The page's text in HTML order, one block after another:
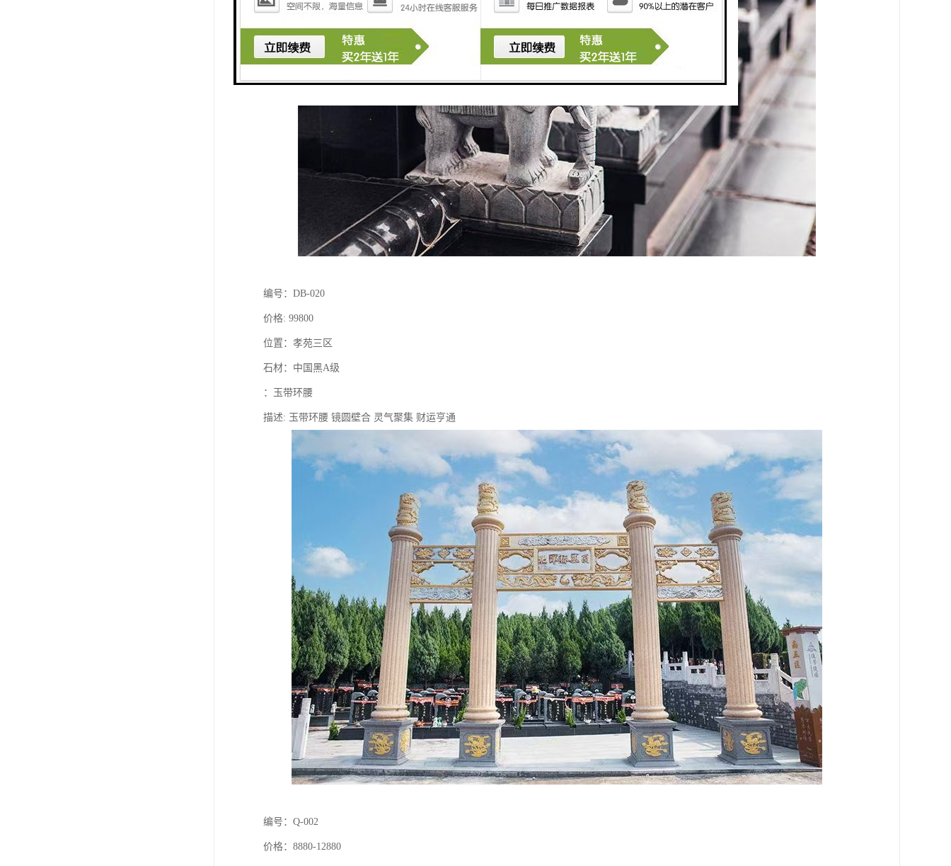
编号：DB-020
价格: 99800
位置：孝苑三区
石材：中国黑A级
：玉带环腰
描述: 玉带环腰 镜圆壁合 灵气聚集 财运亨通
编号：Q-002
价格：8880-12880